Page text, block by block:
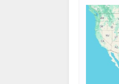
07/21
07/21
07/20